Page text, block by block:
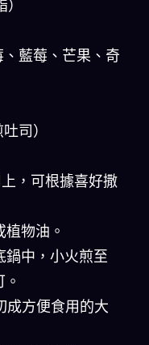
藍莓、芒果、奇
司）
，可根據喜好撒
物油。
鍋中，小火煎至
成方便食用的大